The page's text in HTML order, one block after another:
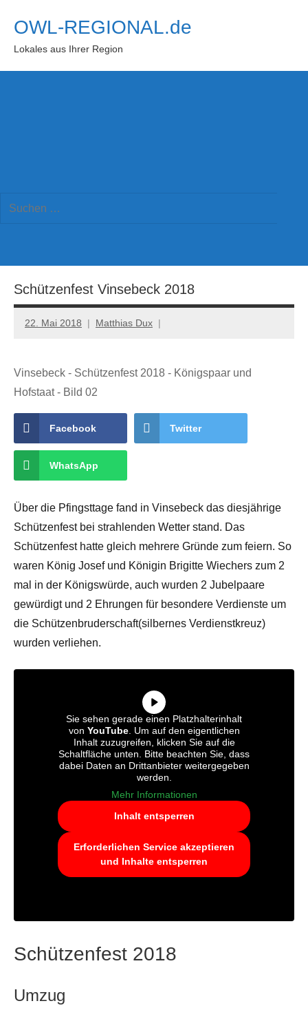
Inhalt
springen
OWL-REGIONAL.de
Lokales aus Ihrer Region
Suchen
Schützenfest Vinsebeck 2018
22. Mai 2018 Matthias Dux
Vinsebeck - Schützenfest 2018 - Königspaar und
Hofstaat - Bild 02
Facebook Twitter
WhatsApp
Über die Pfingsttage fand in Vinsebeck das diesjährige
Schützenfest bei strahlenden Wetter stand. Das
Schützenfest hatte gleich mehrere Gründe zum feiern. So
waren König Josef und Königin Brigitte Wiechers zum 2
mal in der Königswürde, auch wurden 2 Jubelpaare
gewürdigt und 2 Ehrungen für besondere Verdienste um
die Schützenbruderschaft(silbernes Verdienstkreuz)
wurden verliehen.
Sie sehen gerade einen Platzhalterinhalt
von YouTube. Um auf den eigentlichen
Inhalt zuzugreifen, klicken Sie auf die
Schaltfläche unten. Bitte beachten Sie, dass
dabei Daten an Drittanbieter weitergegeben
werden.
Mehr Informationen
Inhalt entsperren
Erforderlichen Service akzeptieren
und Inhalte entsperren
Schützenfest 2018
Umzug